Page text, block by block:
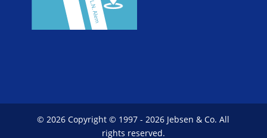
© 2026 Copyright © 1997 - 2026 Jebsen & Co. All
rights reserved.